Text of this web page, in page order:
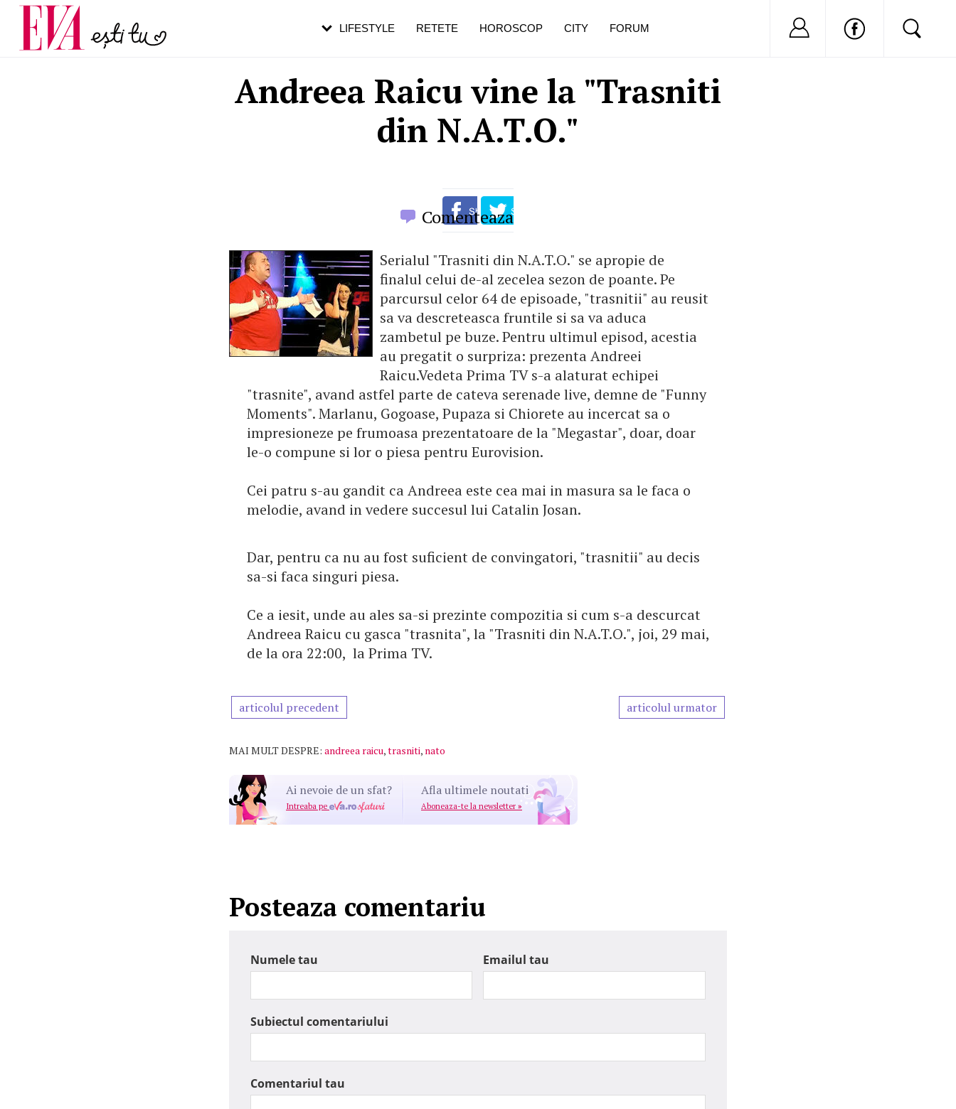
Andreea Raicu vine la "Trasniti
din N.A.T.O."
Comenteaza
Serialul "Trasniti din N.A.T.O." se apropie de
finalul celui de-al zecelea sezon de poante. Pe
parcursul celor 64 de episoade, "trasnitii" au reusit
sa va descreteasca fruntile si sa va aduca
zambetul pe buze. Pentru ultimul episod, acestia
au pregatit o surpriza: prezenta Andreei
Raicu.Vedeta Prima TV s-a alaturat echipei
"trasnite", avand astfel parte de cateva serenade live, demne de "Funny
Moments". Marlanu, Gogoase, Pupaza si Chiorete au incercat sa o
impresioneze pe frumoasa prezentatoare de la "Megastar", doar, doar
le-o compune si lor o piesa pentru Eurovision.
Cei patru s-au gandit ca Andreea este cea mai in masura sa le faca o
melodie, avand in vedere succesul lui Catalin Josan.
Dar, pentru ca nu au fost suficient de convingatori, "trasnitii" au decis
sa-si faca singuri piesa.
Ce a iesit, unde au ales sa-si prezinte compozitia si cum s-a descurcat
Andreea Raicu cu gasca "trasnita", la "Trasniti din N.A.T.O.", joi, 29 mai,
de la ora 22:00, la Prima TV.
articolul precedent articolul urmator
MAI MULT DESPRE: andreea raicu,trasniti, nato
Ai nevoie de un sfat?
Intreaba pe
Afla ultimele noutati
Aboneaza-te la newsletter »
Posteaza comentariu
Numele tau Emailul tau
Subiectul comentariului
Comentariul tau
LIFESTYLE RETETE HOROSCOP CITY FORUM Nu ai cont?
Carieră
Actualitate
pe măsură ce înaintezi în vârstă
de dureroasă este investigația